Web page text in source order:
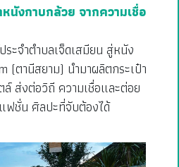
นังกาบกล้วย จากความเชื่อ
ะจำตำบลเจ็ดเสมียน สู่หนัง
(ตานีสยาม) นำมาผลิตกระเป๋า
ส่งต่อวิถี ความเชื่อและต่อย
ฟชั่น ศิลปะที่จับต้องได้